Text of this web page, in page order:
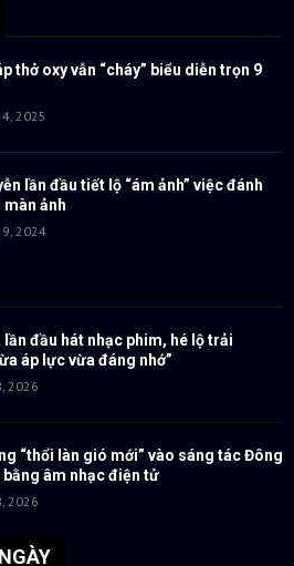
thở oxy vẫn “cháy” biểu diễn trọn 9
2025
lần đầu tiết lộ “ám ảnh” việc đánh
ảnh
2024
lần đầu hát nhạc phim, hé lộ trải
áp lực vừa đáng nhớ”
2026
“thổi làn gió mới” vào sáng tác Đông
âm nhạc điện tử
2026